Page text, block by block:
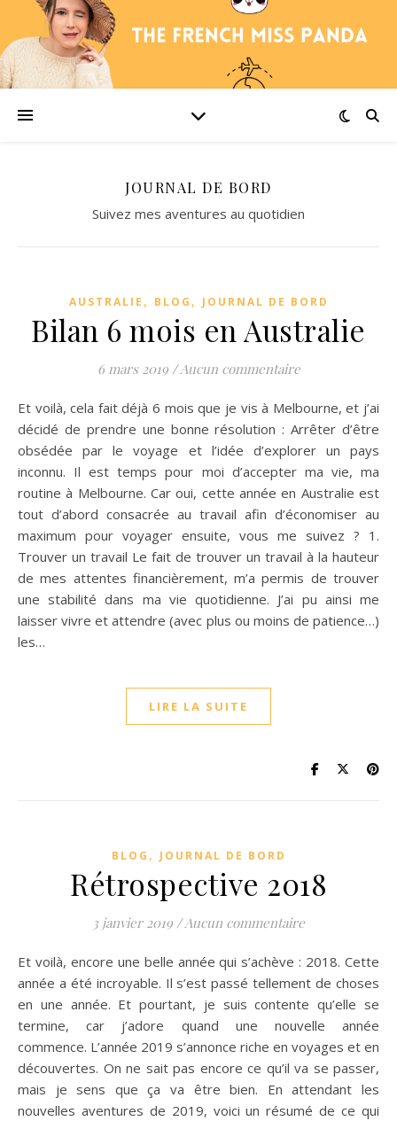
JOURNAL DE BORD
Suivez mes aventures au quotidien
AUSTRALIE , BLOG , JOURNAL DE BORD
Bilan 6 mois en Australie
6 mars 2019 /Aucun commentaire
Et voilà, cela fait déjà 6 mois que je vis à Melbourne, et j’ai
décidé de prendre une bonne résolution : Arrêter d’être
obsédée par le voyage et l’idée d’explorer un pays
inconnu. Il est temps pour moi d’accepter ma vie, ma
routine à Melbourne. Car oui, cette année en Australie est
tout d’abord consacrée au travail afin d’économiser au
maximum pour voyager ensuite, vous me suivez ? 1.
Trouver un travail Le fait de trouver un travail à la hauteur
de mes attentes financièrement, m’a permis de trouver
une stabilité dans ma vie quotidienne. J’ai pu ainsi me
laisser vivre et attendre (avec plus ou moins de patience…)
les…
LIRE LA SUITE
BLOG , JOURNAL DE BORD
Rétrospective 2018
3 janvier 2019 /Aucun commentaire
Et voilà, encore une belle année qui s’achève : 2018. Cette
année a été incroyable. Il s’est passé tellement de choses
en une année. Et pourtant, je suis contente qu’elle se
termine, car j’adore quand une nouvelle année
commence. L’année 2019 s’annonce riche en voyages et en
découvertes. On ne sait pas encore ce qu’il va se passer,
mais je sens que ça va être bien. En attendant les
nouvelles aventures de 2019, voici un résumé de ce qui